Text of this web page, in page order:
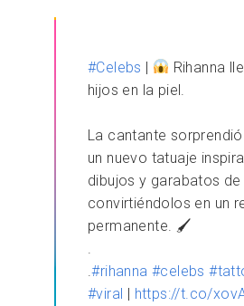
#Celebs |
Rihanna
hijos en la piel.
La cantante
un nuevo tatuaje
dibujos y garabatos de
convirtiéndolos en un
permanente. 🖌
.#rihanna #celebs
#viral | https://t.co/